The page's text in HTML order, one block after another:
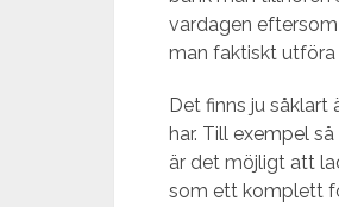
vardagen
man faktiskt utföra
Det finns ju
har. Till exempel
är det möjligt att
som ett komplett